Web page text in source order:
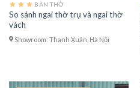
BÀN THỜ
So sánh ngai thờ trụ và ngai thờ
vách
Showroom: Thanh Xuân, Hà Nội